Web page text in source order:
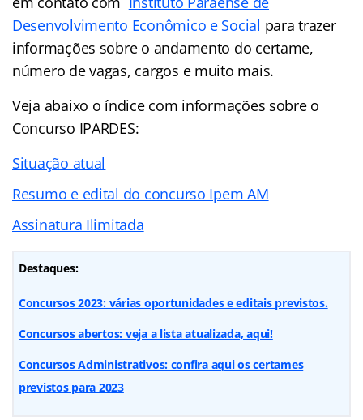
Desenvolvimento Econômico e Social para trazer
informações sobre o andamento do certame,
número de vagas, cargos e muito mais.
Veja abaixo o índicecom informações sobre o
Concurso IPARDES:
Situação atual
Resumo e edital do concurso Ipem AM
Assinatura Ilimitada
Destaques:
Concursos 2023: várias oportunidades e editais previstos.
Concursos abertos: veja a lista atualizada, aqui!
Concursos Administrativos: confira aqui os certames
previstos para 2023